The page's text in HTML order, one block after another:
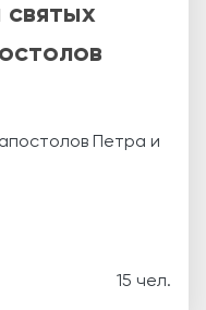
Петра и
15 чел.